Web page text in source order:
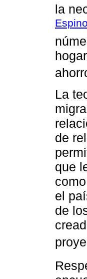
la
La
de
que
el
de